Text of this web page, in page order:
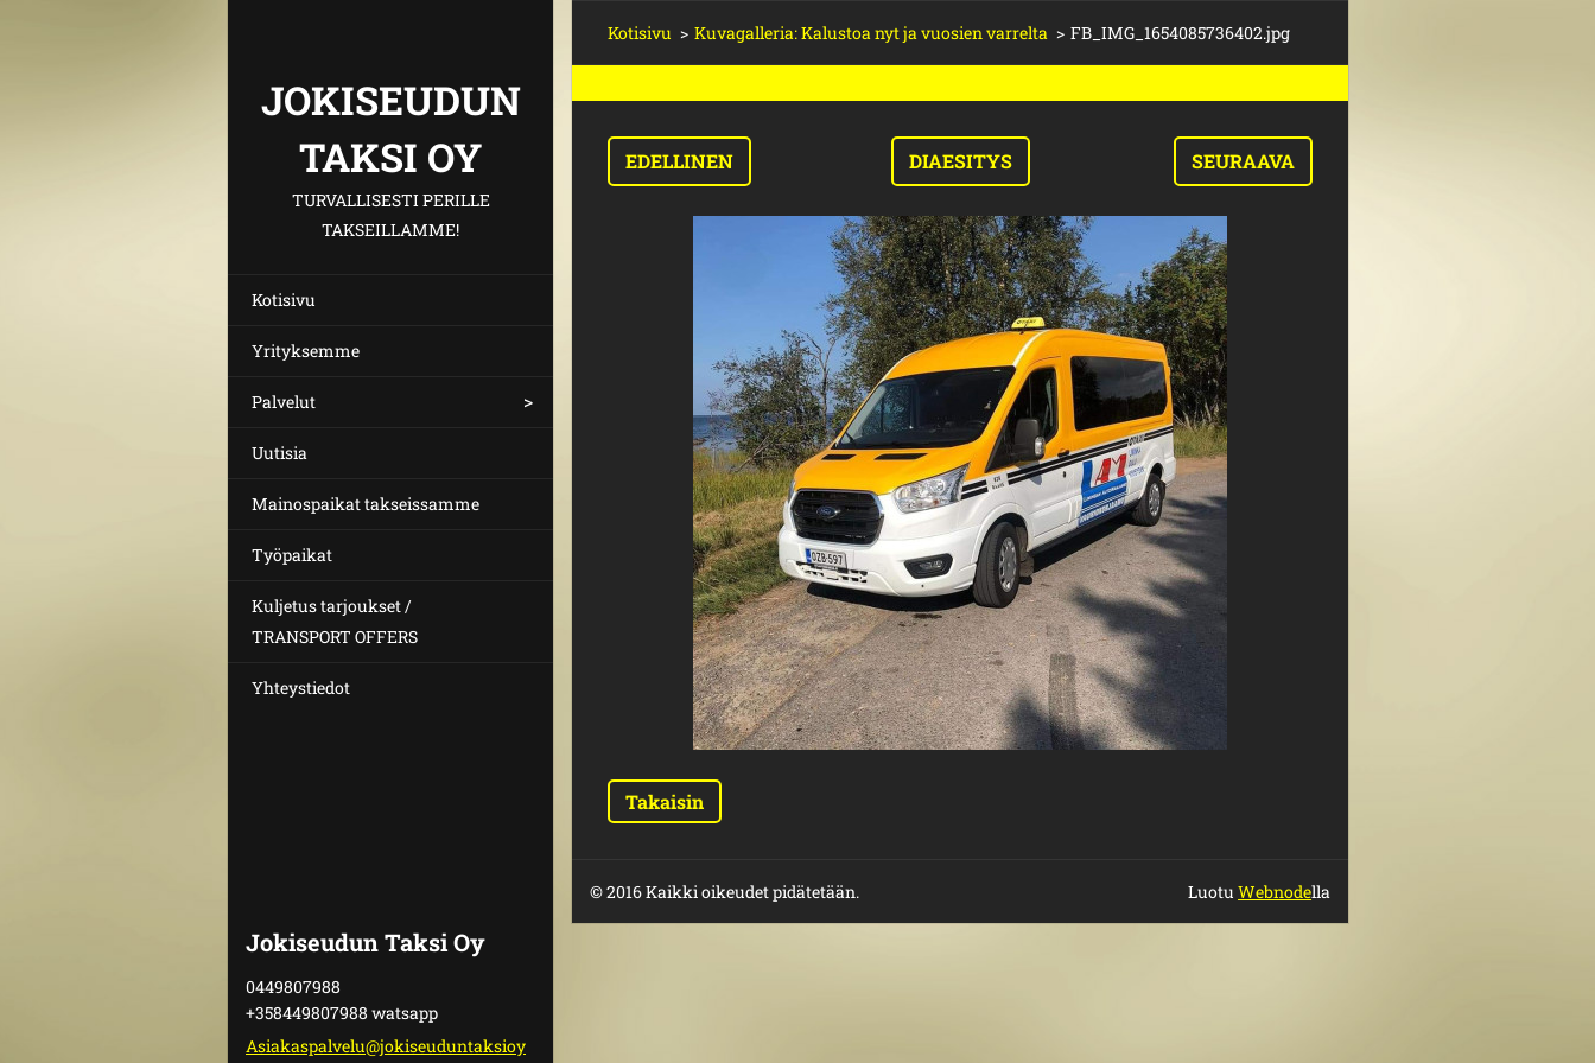
JOKISEUDUN
TAKSI OY
TURVALLISESTI PERILLE
TAKSEILLAMME!
Kotisivu
Yrityksemme
Palvelut
Uutisia
Mainospaikat takseissamme
Työpaikat
Kuljetus tarjoukset /
TRANSPORT OFFERS
Yhteystiedot
Jokiseudun Taksi Oy
0449807988
+358449807988 watsapp
Asiakaspalvelu@jokiseuduntaksioy
Kotisivu > Kuvagalleria: Kalustoa nyt ja vuosien varrelta > FB_IMG_1654085736402.jpg
EDELLINEN DIAESITYS SEURAAVA
Takaisin
© 2016 Kaikki oikeudet pidätetään. LuotuWebnodella